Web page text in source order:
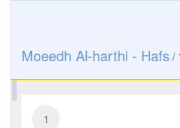
Moeedh Al-harthi - Hafs /
1